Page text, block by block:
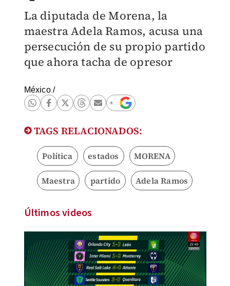
La diputada de Morena, la
maestra Adela Ramos, acusa una
persecución de su propio partido
que ahora tacha de opresor
México/
TAGS RELACIONADOS:
Política estados MORENA
Maestra partido Adela Ramos
Últimos videos